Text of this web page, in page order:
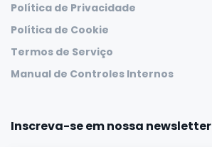
Política de Privacidade
Política de Cookie
Termos de Serviço
Manual de Controles Internos
Inscreva-se em nossa newsletter